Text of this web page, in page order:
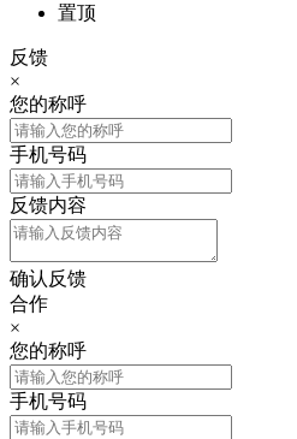
置顶
反馈
×
您的称呼
手机号码
反馈内容
确认反馈
合作
×
您的称呼
手机号码